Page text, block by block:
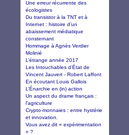
Une erreur récurrente des
écologistes
Du transistor à la TNT et à
Internet : histoire d’un
abaissement médiatique
consternant
Hommage à Agnès Verdier
Molinié
L’étrange année 2017
Les Intouchables d’État de
Vincent Jauvert - Robert Laffont
En écoutant Louis Gallois
L’Énarchie en (in) action
Un aspect du drame français :
l'agriculture
Crypto-monnaies : entre hystérie
et innovation.
Vous avez dit « expérimentation
» ?